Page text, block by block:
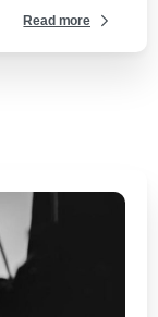
Read more